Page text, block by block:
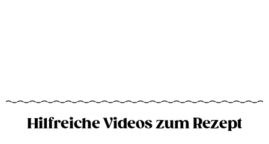
Hilfreiche Videos zum Rezept